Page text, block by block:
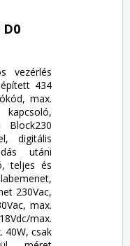
D0
vezérlés
434
max.
Block230
digitális
utáni
teljes és
230Vac,
max.
max.
40W, csak